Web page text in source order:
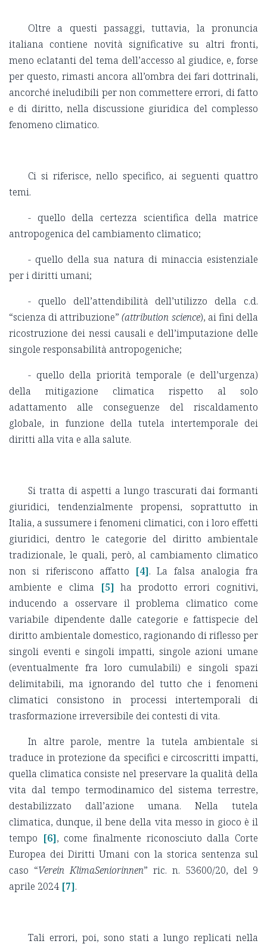
Oltre a questi passaggi, tuttavia, la pronuncia
italiana contiene novità significative su altri fronti,
meno eclatanti del tema dell’accesso al giudice, e, forse
per questo, rimasti ancora all’ombra dei fari dottrinali,
ancorché ineludibili per non commettere errori, di fatto
e di diritto, nella discussione giuridica del complesso
fenomeno climatico.
Ci si riferisce, nello specifico, ai seguenti quattro
temi.
- quello della certezza scientifica della matrice
antropogenica del cambiamento climatico;
- quello della sua natura di minaccia esistenziale
per i diritti umani;
- quello dell’attendibilità dell’utilizzo della c.d.
“scienza di attribuzione”(attribution science), ai fini della
ricostruzione dei nessi causali e dell’imputazione delle
singole responsabilità antropogeniche;
- quello della priorità temporale (e dell’urgenza)
della mitigazione climatica rispetto al solo
adattamento alle conseguenze del riscaldamento
globale, in funzione della tutela intertemporale dei
diritti alla vita e alla salute.
Si tratta di aspetti a lungo trascurati dai formanti
giuridici, tendenzialmente propensi, soprattutto in
Italia, a sussumere i fenomeni climatici, con i loro effetti
giuridici, dentro le categorie del diritto ambientale
tradizionale, le quali, però, al cambiamento climatico
non si riferiscono affatto [4]. La falsa analogia fra
ambiente e clima
[5] ha prodotto errori cognitivi,
inducendo a osservare il problema climatico come
variabile dipendente dalle categorie e fattispecie del
diritto ambientale domestico, ragionando di riflesso per
singoli eventi e singoli impatti, singole azioni umane
(eventualmente fra loro cumulabili) e singoli spazi
delimitabili, ma ignorando del tutto che i fenomeni
climatici consistono in processi intertemporali di
trasformazione irreversibile dei contesti di vita.
In altre parole, mentre la tutela ambientale si
traduce in protezione da specifici e circoscritti impatti,
quella climatica consiste nel preservare la qualità della
vita dal tempo termodinamico del sistema terrestre,
destabilizzato dall’azione umana. Nella tutela
climatica, dunque, il bene della vita messo in gioco è il
tempo [6], come finalmente riconosciuto dalla Corte
Europea dei Diritti Umani con la storica sentenza sul
caso “Verein KlimaSeniorinnen” ric. n. 53600/20, del 9
aprile 2024 [7].
Tali errori, poi, sono stati a lungo replicati nella